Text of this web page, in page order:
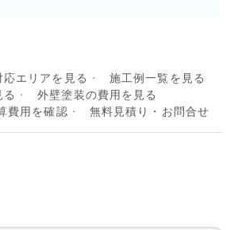
応エリアを見る
施工例一覧を見る
外壁塗装の費用を見る
費用を確認
無料見積り・お問合せ